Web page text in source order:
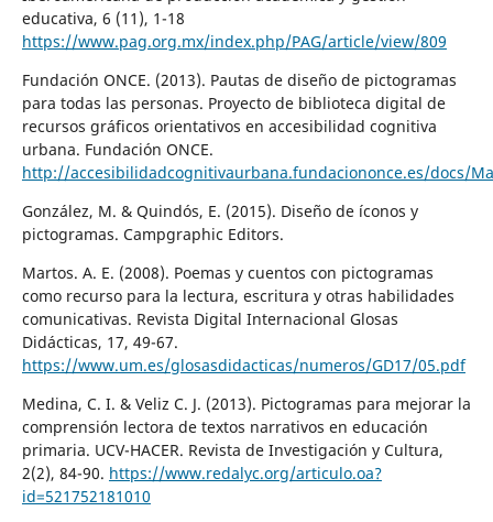
educativa, 6 (11), 1-18
https://www.pag.org.mx/index.php/PAG/article/view/809
Fundación ONCE. (2013). Pautas de diseño de pictogramas
para todas las personas. Proyecto de biblioteca digital de
recursos gráficos orientativos en accesibilidad cognitiva
urbana. Fundación ONCE.
http://accesibilidadcognitivaurbana.fundaciononce.es/docs/
González, M. & Quindós, E. (2015). Diseño de íconos y
pictogramas. Campgraphic Editors.
Martos. A. E. (2008). Poemas y cuentos con pictogramas
como recurso para la lectura, escritura y otras habilidades
comunicativas. Revista Digital Internacional Glosas
Didácticas, 17, 49-67.
https://www.um.es/glosasdidacticas/numeros/GD17/05.pdf
Medina, C. I. & Veliz C. J. (2013). Pictogramas para mejorar la
comprensión lectora de textos narrativos en educación
primaria. UCV-HACER. Revista de Investigación y Cultura,
2(2), 84-90. https://www.redalyc.org/articulo.oa?
id=521752181010